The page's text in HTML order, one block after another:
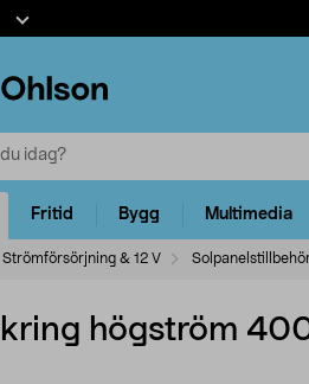
Fritid Bygg Multimedia
Strömförsörjning & 12 V
högström